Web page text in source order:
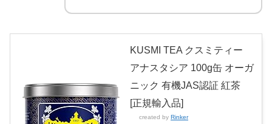
KUSMI TEA クスミティー
アナスタシア 100g缶 オーガ
ニック 有機JAS認証 紅茶
[正規輸入品]
created by Rinker